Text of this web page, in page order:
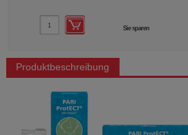
Sie sparen
Produktbeschreibung